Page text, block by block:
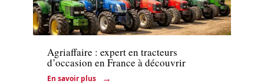
Entreprise
Agriaffaire : expert en tracteurs
d’occasion en France à découvrir
En savoir plus